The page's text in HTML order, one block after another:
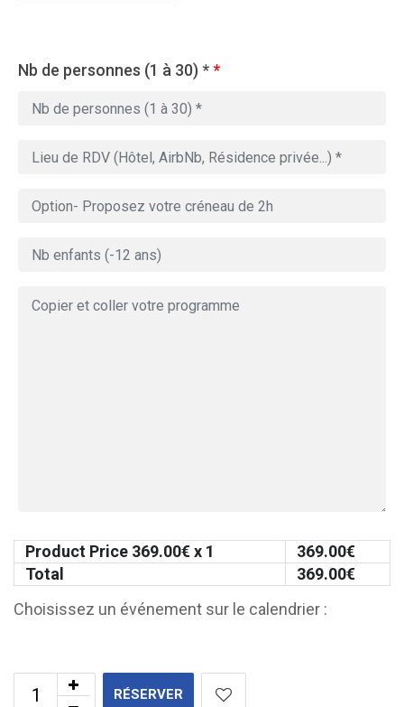
Nb de personnes (1 à 30) **
Product Price 369.00€ x 1 369.00€
Total
369.00€
Choisissez un événement sur le calendrier :
RÉSERVER